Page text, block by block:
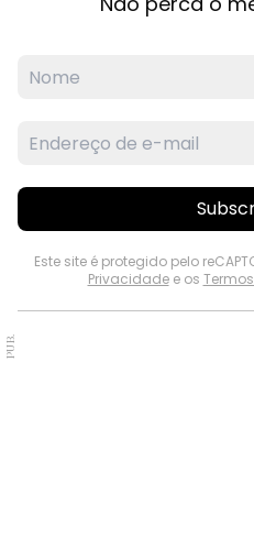
Este site é protegido pelo
Privacidadee os
PUB.